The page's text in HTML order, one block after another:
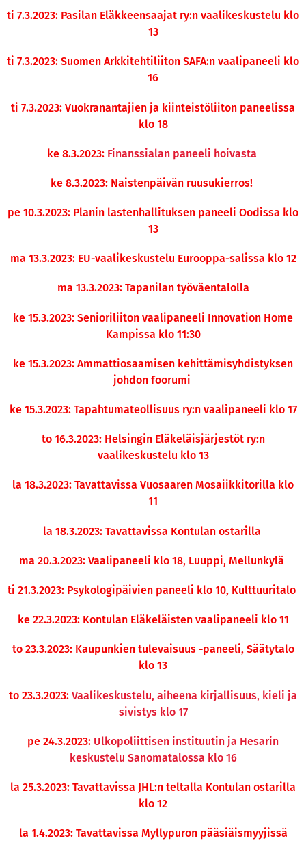
ti 7.3.2023: Pasilan Eläkkeensaajat ry:n vaalikeskustelu klo
13
ti 7.3.2023: Suomen Arkkitehtiliiton SAFA:n vaalipaneeli klo
16
ti 7.3.2023: Vuokranantajien ja kiinteistöliiton paneelissa
klo 18
ke 8.3.2023: Finanssialan paneeli hoivasta
ke 8.3.2023: Naistenpäivän ruusukierros!
pe 10.3.2023: Planin lastenhallituksen paneeli Oodissa klo
13
ma 13.3.2023: EU-vaalikeskustelu Eurooppa-salissa klo 12
ma 13.3.2023: Tapanilan työväentalolla
ke 15.3.2023: Senioriliiton vaalipaneeli Innovation Home
Kampissa klo 11:30
ke 15.3.2023: Ammattiosaamisen kehittämisyhdistyksen
johdon foorumi
ke 15.3.2023: Tapahtumateollisuus ry:n vaalipaneeli klo 17
to 16.3.2023: Helsingin Eläkeläisjärjestöt ry:n
vaalikeskustelu klo 13
la 18.3.2023: Tavattavissa Vuosaaren Mosaiikkitorilla klo
11
la 18.3.2023: Tavattavissa Kontulan ostarilla
ma 20.3.2023: Vaalipaneeli klo 18, Luuppi, Mellunkylä
ti 21.3.2023: Psykologipäivien paneeli klo 10, Kulttuuritalo
ke 22.3.2023: Kontulan Eläkeläisten vaalipaneeli klo 11
to 23.3.2023: Kaupunkien tulevaisuus -paneeli, Säätytalo
klo 13
to 23.3.2023: Vaalikeskustelu, aiheena kirjallisuus, kieli ja
sivistys klo 17
pe 24.3.2023: Ulkopoliittisen instituutin ja Hesarin
keskustelu Sanomatalossa klo 16
la 25.3.2023: Tavattavissa JHL:n teltalla Kontulan ostarilla
klo 12
la 1.4.2023: Tavattavissa Myllypuron pääsiäismyyjissä